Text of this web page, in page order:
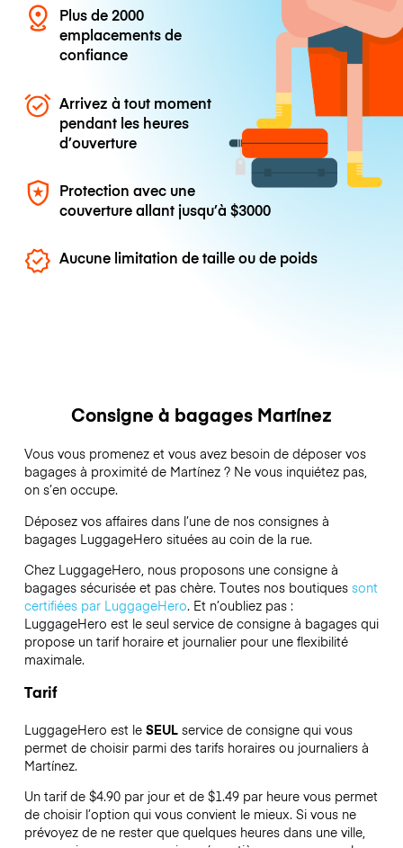
Plus de 2000
emplacements de
confiance
Arrivez à tout moment
pendant les heures
d’ouverture
Protection avec une
couverture allant jusqu’à$3000
Aucune limitation de taille ou de poids
Consigne à bagages Martínez
Vous vous promenez et vous avez besoin de déposer vos
bagages à proximité de Martínez ? Ne vous inquiétez pas,
on s’en occupe.
Déposez vos affaires dans l’une de nos consignes à
bagages LuggageHero situées au coin de la rue.
Chez LuggageHero, nous proposons une consigne à
bagages sécurisée et pas chère. Toutes nos boutiques sont
certifiées par LuggageHero. Et n’oubliez pas :
LuggageHero est le seul service de consigne à bagages qui
propose un tarif horaire et journalier pour une flexibilité
maximale.
Tarif
LuggageHero est le SEULservice de consigne qui vous
permet de choisir parmi des tarifs horaires ou journaliers à
Martínez.
Un tarif de $4.90 par jour et de $1.49 par heure vous permet
de choisir l’option qui vous convient le mieux. Si vous ne
prévoyez de ne rester que quelques heures dans une ville,